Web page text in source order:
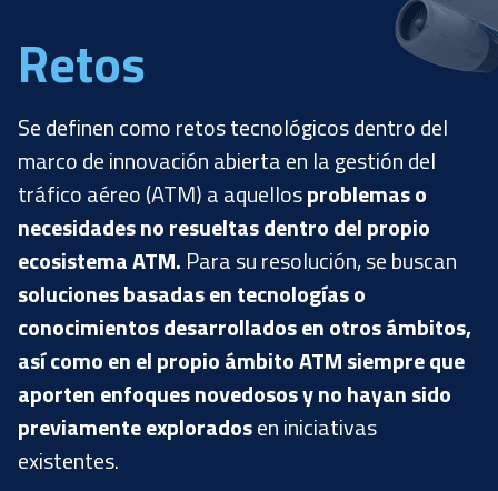
Retos
Se definen como retos tecnológicos dentro del
marco de innovación abierta en la gestión del
tráfico aéreo (ATM) a aquellosproblemas o
necesidades no resueltas dentro del propio
ecosistema ATM. Para su resolución, se buscan
soluciones basadas en tecnologías o
conocimientos desarrollados en otros ámbitos,
así como en el propio ámbito ATM siempre que
aporten enfoques novedosos y no hayan sido
previamente exploradosen iniciativas
existentes.